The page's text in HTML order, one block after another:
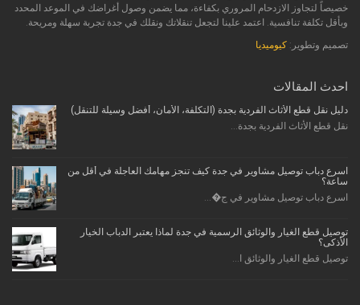
خصيصاً لتجاوز الازدحام المروري بكفاءة، مما يضمن وصول أغراضك في الموعد المحدد
وبأقل تكلفة تنافسية. اعتمد علينا لتجعل تنقلاتك ونقلك في جدة تجربة سهلة ومريحة.
تصميم وتطوير: كيوميديا
احدث المقالات
دليل نقل قطع الأثاث الفردية بجدة (التكلفة، الأمان، أفضل وسيلة للتنقل)
نقل قطع الأثاث الفردية بجدة...
اسرع دباب توصيل مشاوير في جدة كيف تنجز مهامك العاجلة في أقل من
ساعة؟
اسرع دباب توصيل مشاوير في ج�...
توصيل قطع الغيار والوثائق الرسمية في جدة لماذا يعتبر الدباب الخيار
الأذكى؟
توصيل قطع الغيار والوثائق ا...